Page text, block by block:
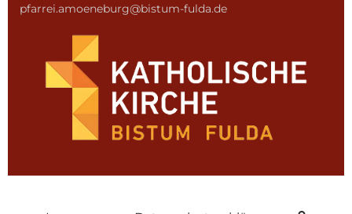
pfarrei.amoeneburg@bistum-fulda.de